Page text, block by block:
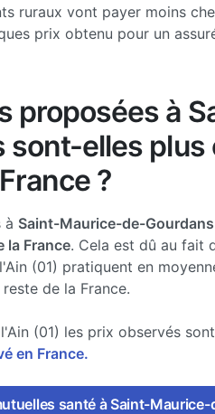
ruraux vont payer moins
prix obtenu pour un
proposées à
sont-elles plus
?
à Saint-Maurice-de-
la France. Cela est dû au fait
(01) pratiquent en
de la France.
(01) les prix observés
en France.
santé à Saint-